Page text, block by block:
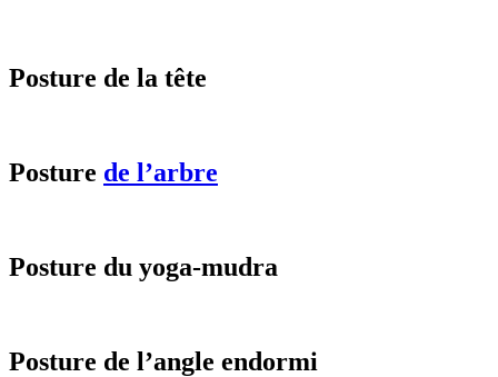
Posture de la tête
Posture de l’arbre
Posture du yoga-mudra
Posture de l’angle endormi